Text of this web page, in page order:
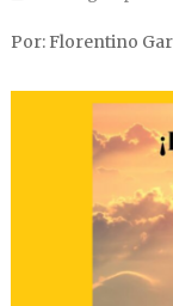
Por: Florentino